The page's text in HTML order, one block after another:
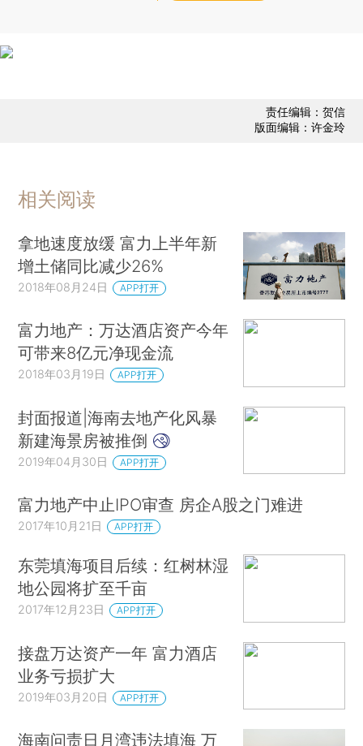
责任编辑：贺信
版面编辑：许金玲
相关阅读
拿地速度放缓 富力上半年新
增土储同比减少26%
2018年08月24日 APP打开
富力地产：万达酒店资产今年
可带来8亿元净现金流
2018年03月19日 APP打开
封面报道|海南去地产化风暴
新建海景房被推倒
2019年04月30日 APP打开
富力地产中止IPO审查 房企A股之门难进
2017年10月21日 APP打开
东莞填海项目后续：红树林湿
地公园将扩至千亩
2017年12月23日 APP打开
接盘万达资产一年 富力酒店
业务亏损扩大
2019年03月20日 APP打开
海南问责日月湾违法填海 万